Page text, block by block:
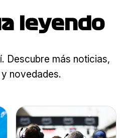
leyendo
Descubre más noticias,
novedades.